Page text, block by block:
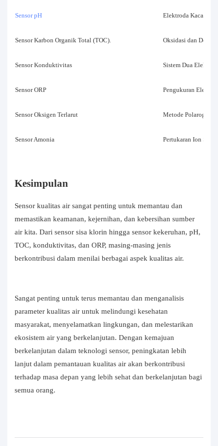
Sensor pH Elektroda Kaca
Sensor Karbon Organik Total (TOC). Oksidasi dan Deteksi
Sensor Konduktivitas Sistem Dua
Sensor ORP Pengukuran
Sensor Oksigen Terlarut Metode Polarografi
Sensor Amonia Pertukaran Ion
Kesimpulan
Sensor kualitas air sangat penting untuk memantau dan
memastikan keamanan, kejernihan, dan kebersihan sumber
air kita. Dari sensor sisa klorin hingga sensor kekeruhan, pH,
TOC, konduktivitas, dan ORP, masing-masing jenis
berkontribusi dalam menilai berbagai aspek kualitas air.
Sangat penting untuk terus memantau dan menganalisis
parameter kualitas air untuk melindungi kesehatan
masyarakat, menyelamatkan lingkungan, dan melestarikan
ekosistem air yang berkelanjutan. Dengan kemajuan
berkelanjutan dalam teknologi sensor, peningkatan lebih
lanjut dalam pemantauan kualitas air akan berkontribusi
terhadap masa depan yang lebih sehat dan berkelanjutan bagi
semua orang.